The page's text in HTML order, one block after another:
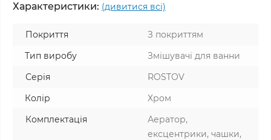
Характеристики: (дивитися всі)
Покриття
З покриттям
Тип виробу
Змішувачі для ванни
Серія
ROSTOV
Колір
Хром
Комплектація
Аератор,
ексцентрики, чашки,